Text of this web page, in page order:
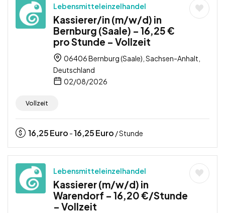
Lebensmitteleinzelhandel
Kassierer/in (m/w/d) in
Bernburg (Saale) – 16,25 €
pro Stunde – Vollzeit
06406 Bernburg (Saale), Sachsen-Anhalt,
Deutschland
02/08/2026
Vollzeit
16,25Euro -16,25Euro / Stunde
Lebensmitteleinzelhandel
Kassierer (m/w/d) in
Warendorf – 16,20 €/Stunde
– Vollzeit